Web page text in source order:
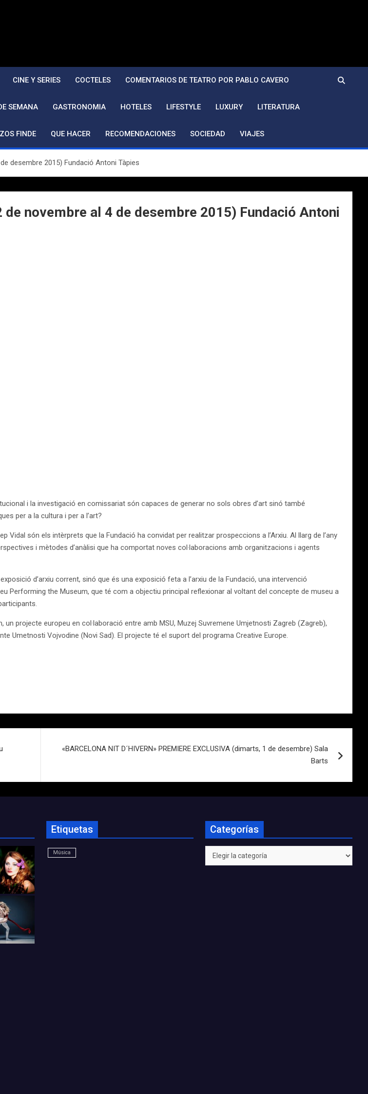
CINE Y SERIES COCTELES COMENTARIOS DE TEATRO POR PABLO CAVERO
SEMANA GASTRONOMIA HOTELES LIFESTYLE LUXURY LITERATURA
FINDE QUE HACER RECOMENDACIONES SOCIEDAD VIAJES
desembre 2015) Fundació Antoni Tàpies
novembre al 4 de desembre 2015) Fundació Antoni
i la investigació en comissariat són capaces de generar no sols obres d’art sinó també
per a la cultura i per a l’art?
Vidal són els intèrprets que la Fundació ha convidat per realitzar prospeccions a l’Arxiu. Al llarg de l’any
i mètodes d’anàlisi que ha comportat noves col·laboracions amb organitzacions i agents
d’arxiu corrent, sinó que és una exposició feta a l’arxiu de la Fundació, una intervenció
Performing the Museum, que té com a objectiu principal reflexionar al voltant del concepte de museu a
projecte europeu en col·laboració entre amb MSU, Muzej Suvremene Umjetnosti Zagreb (Zagreb),
Umetnosti Vojvodine (Novi Sad). El projecte té el suport del programa Creative Europe.
«BARCELONA NIT D´HIVERN» PREMIERE EXCLUSIVA (dimarts, 1 de desembre) Sala
Barts
Etiquetas
Música
Categorías
Categorías